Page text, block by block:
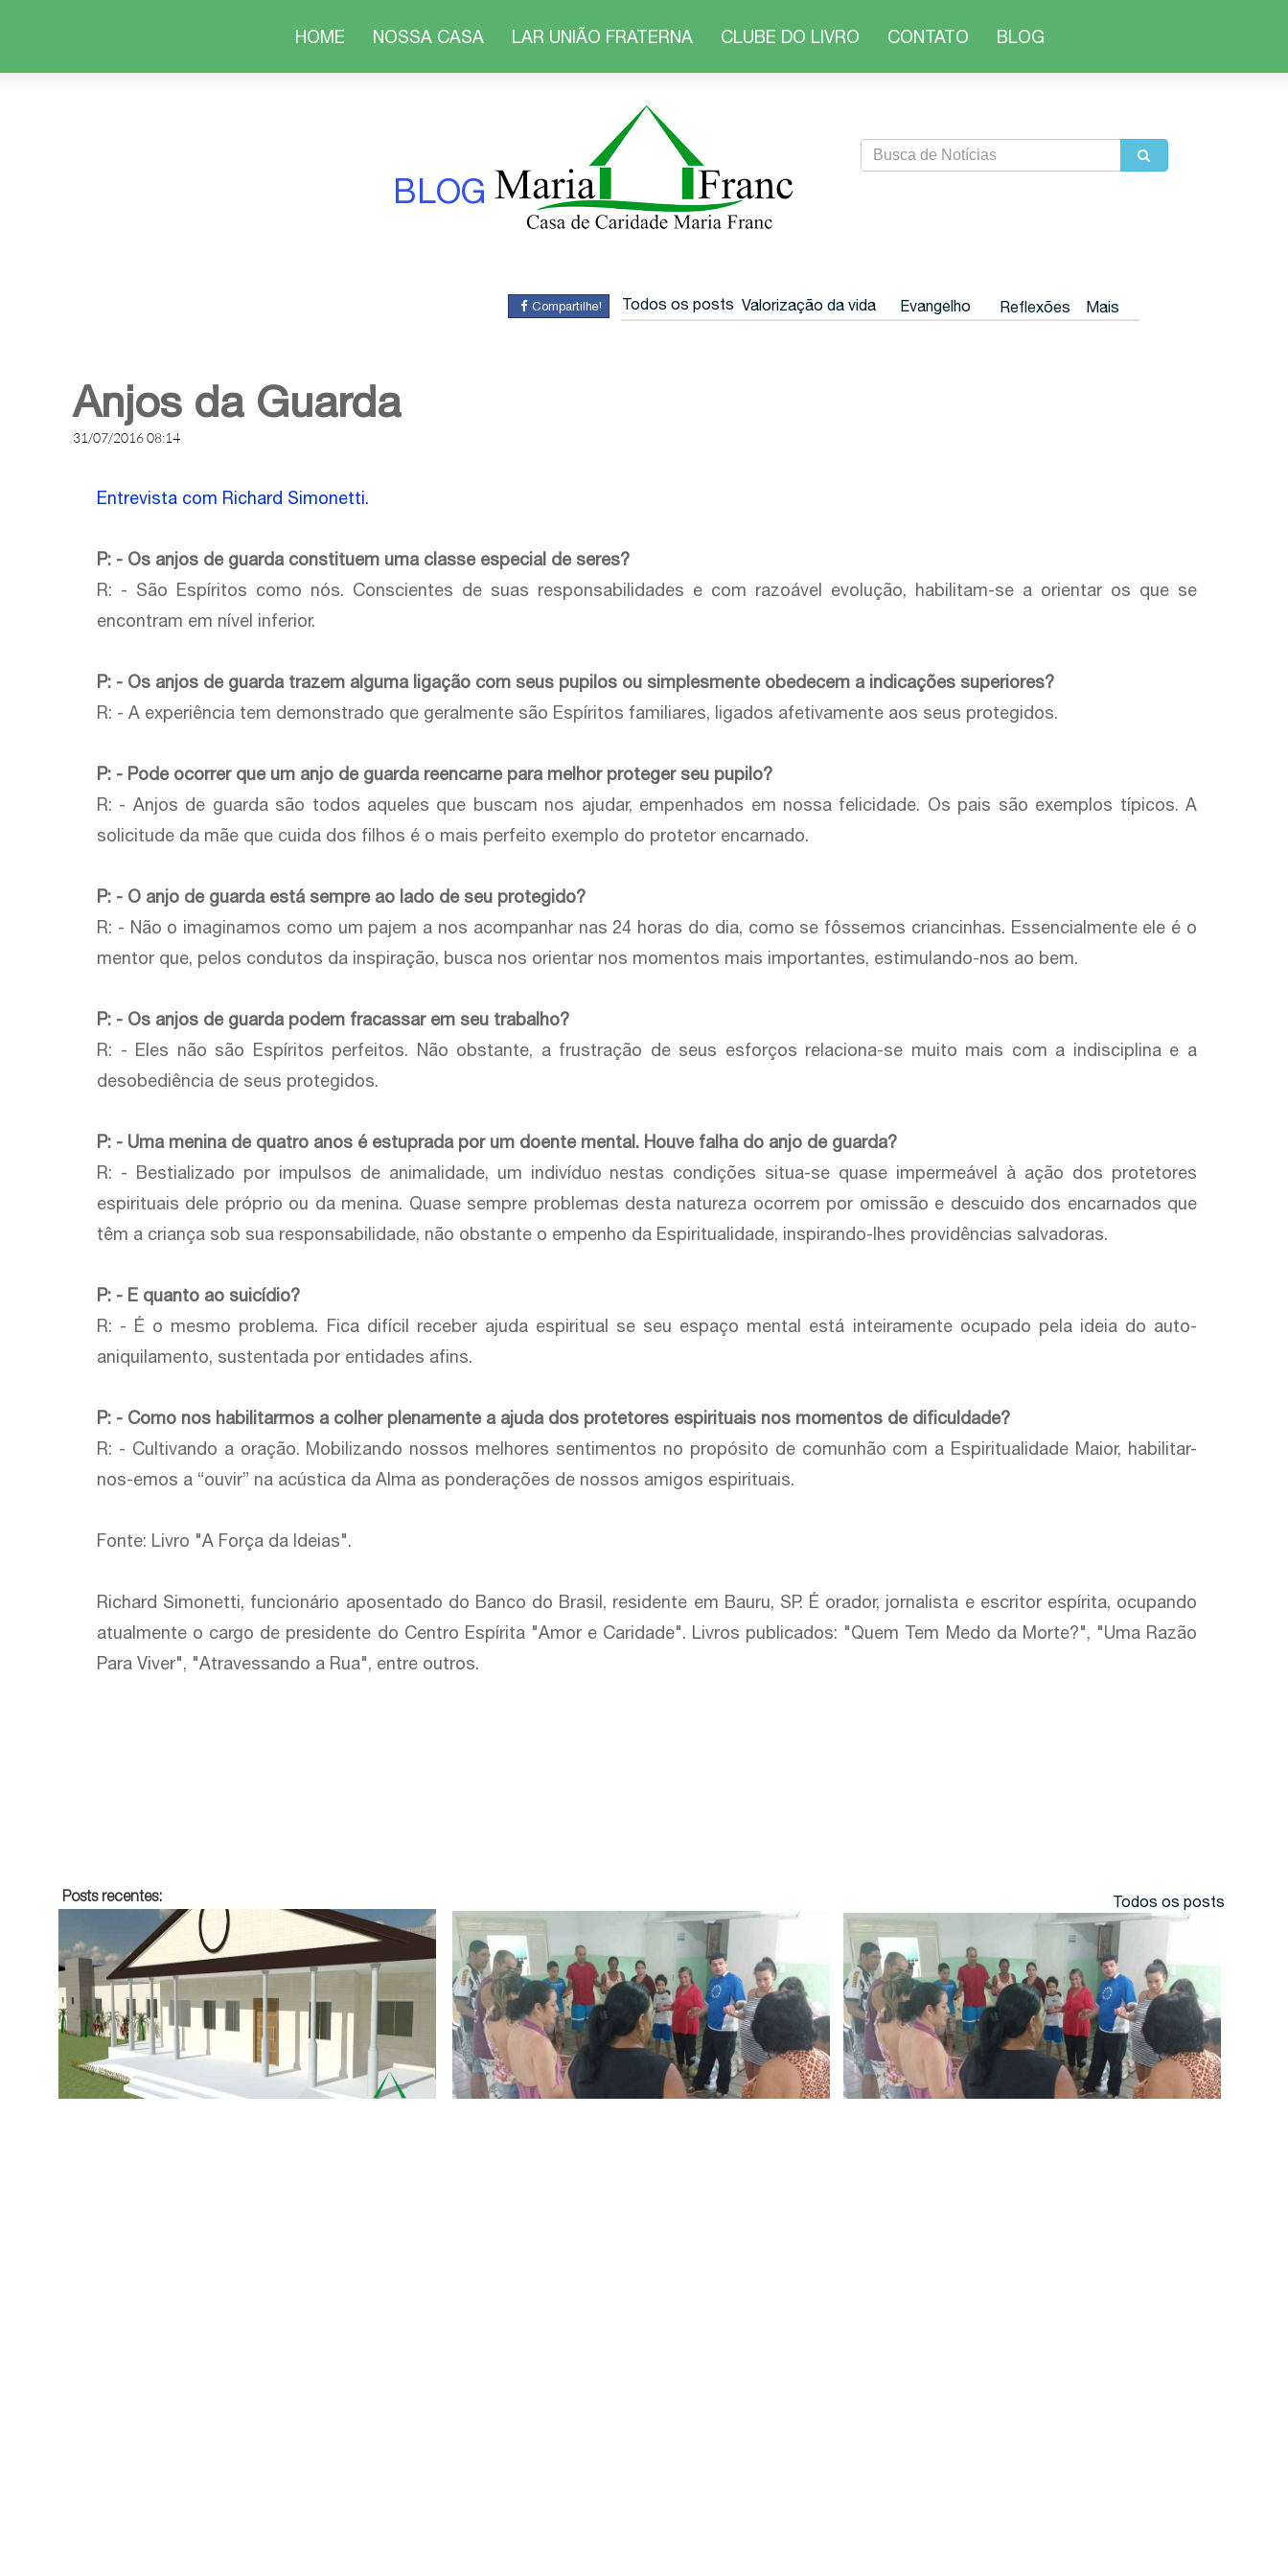
HOME NOSSA CASA LAR UNIÃO FRATERNA CLUBE DO LIVRO CONTATO BLOG
Anjos da Guarda
31/07/2016 08:14
Entrevista com Richard Simonetti.
P: - Os anjos de guarda constituem uma classe especial de seres?
R: - São Espíritos como nós. Conscientes de suas responsabilidades e com razoável evolução, habilitam-se a orientar os que se
encontram em nível inferior.
P: - Os anjos de guarda trazem alguma ligação com seus pupilos ou simplesmente obedecem a indicações superiores?
R: - A experiência tem demonstrado que geralmente são Espíritos familiares, ligados afetivamente aos seus protegidos.
P: - Pode ocorrer que um anjo de guarda reencarne para melhor proteger seu pupilo?
R: - Anjos de guarda são todos aqueles que buscam nos ajudar, empenhados em nossa felicidade. Os pais são exemplos típicos. A
solicitude da mãe que cuida dos filhos é o mais perfeito exemplo do protetor encarnado.
P: - O anjo de guarda está sempre ao lado de seu protegido?
R: - Não o imaginamos como um pajem a nos acompanhar nas 24 horas do dia, como se fôssemos criancinhas. Essencialmente ele é o
mentor que, pelos condutos da inspiração, busca nos orientar nos momentos mais importantes, estimulando-nos ao bem.
P: - Os anjos de guarda podem fracassar em seu trabalho?
R: - Eles não são Espíritos perfeitos. Não obstante, a frustração de seus esforços relaciona-se muito mais com a indisciplina e a
desobediência de seus protegidos.
P: - Uma menina de quatro anos é estuprada por um doente mental. Houve falha do anjo de guarda?
R: - Bestializado por impulsos de animalidade, um indivíduo nestas condições situa-se quase impermeável à ação dos protetores
espirituais dele próprio ou da menina. Quase sempre problemas desta natureza ocorrem por omissão e descuido dos encarnados que
têm a criança sob sua responsabilidade, não obstante o empenho da Espiritualidade, inspirando-lhes providências salvadoras.
P: - E quanto ao suicídio?
R: - É o mesmo problema. Fica difícil receber ajuda espiritual se seu espaço mental está inteiramente ocupado pela ideia do auto-
aniquilamento, sustentada por entidades afins.
P: - Como nos habilitarmos a colher plenamente a ajuda dos protetores espirituais nos momentos de dificuldade?
R: - Cultivando a oração. Mobilizando nossos melhores sentimentos no propósito de comunhão com a Espiritualidade Maior, habilitar-
nos-emos a “ouvir” na acústica da Alma as ponderações de nossos amigos espirituais.
Fonte: ​Livro "​A Força da Ideias"​.​
Richard Simonetti, funcionário aposentado do Banco do Brasil, residente em Bauru, SP. É orador, jornalista e escritor espírita, ocupando
atualmente o cargo de presidente do Centro Espírita "Amor e Caridade". Livros publicados: "Quem Tem Medo da Morte?", "Uma Razão
Para Viver", "Atravessando a Rua", entre outros.​
BLOG
Compartilhe! Todos os posts Valorização da vida Evangelho Reflexões Mais
Todos os posts
Posts recentes: